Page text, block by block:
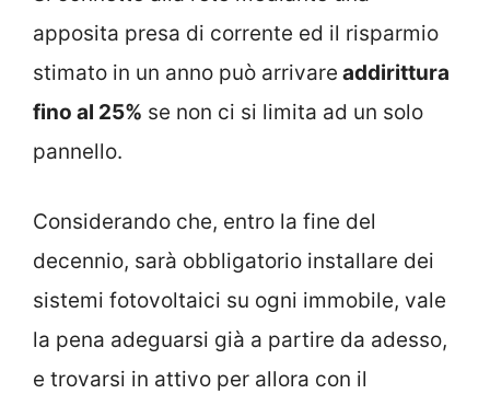
apposita presa di corrente ed il risparmio
stimato in un anno può arrivare addirittura
fino al 25% se non ci si limita ad un solo
pannello.
Considerando che, entro la fine del
decennio, sarà obbligatorio installare dei
sistemi fotovoltaici su ogni immobile, vale
la pena adeguarsi già a partire da adesso,
e trovarsi in attivo per allora con il